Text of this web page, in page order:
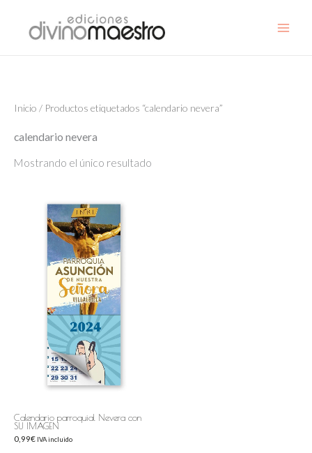
Inicio / Productos etiquetados “calendario nevera”
calendario nevera
Mostrando el único resultado
Calendario parroquial Nevera con
SU IMAGEN
0,99€ IVA incluido